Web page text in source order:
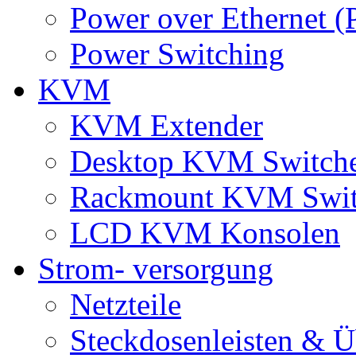
Power over Ethernet
Power Switching
KVM
KVM Extender
Desktop KVM
Rackmount KVM
LCD KVM Konsolen
Strom- versorgung
Netzteile
Steckdosenleisten &